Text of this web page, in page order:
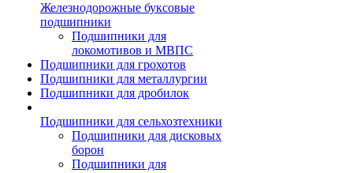
Железнодорожные буксовые
подшипники
Подшипники для
локомотивов и МВПС
Подшипники для грохотов
Подшипники для металлургии
Подшипники для дробилок
Подшипники для сельхозтехники
Подшипники для дисковых
борон
Подшипники для